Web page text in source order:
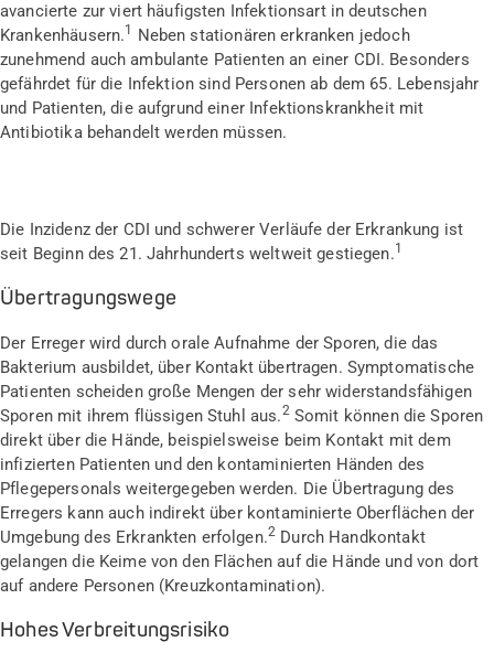
avancierte zur viert häufigsten Infektionsart in deutschen
Krankenhäusern.1
Neben stationären erkranken jedoch
zunehmend auch ambulante Patienten an einer CDI. Besonders
gefährdet für die Infektion sind Personen ab dem 65. Lebensjahr
und Patienten, die aufgrund einer Infektionskrankheit mit
Antibiotika behandelt werden müssen.
Die Inzidenz der CDI und schwerer Verläufe der Erkrankung ist
seit Beginn des 21. Jahrhunderts weltweit gestiegen.1
Übertragungswege
Der Erreger wird durch orale Aufnahme der Sporen, die das
Bakterium ausbildet, über Kontakt übertragen. Symptomatische
Patienten scheiden große Mengen der sehr widerstandsfähigen
Sporen mit ihrem flüssigen Stuhl aus.2Somit können die Sporen
direkt über die Hände, beispielsweise beim Kontakt mit dem
infizierten Patienten und den kontaminierten Händen des
Pflegepersonals weitergegeben werden. Die Übertragung des
Erregers kann auch indirekt über kontaminierte Oberflächen der
Umgebung des Erkrankten erfolgen.2 Durch Handkontakt
gelangen die Keime von den Flächen auf die Hände und von dort
auf andere Personen (Kreuzkontamination).
Hohes Verbreitungsrisiko